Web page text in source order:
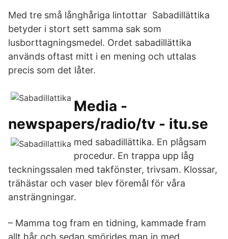
Med tre små långhåriga lintottar Sabadillättika
betyder i stort sett samma sak som
lusborttagningsmedel. Ordet sabadillättika
används oftast mitt i en mening och uttalas
precis som det låter.
Media -
newspapers/radio/tv - itu.se
med sabadillättika. En plågsam
procedur. En trappa upp låg
teckningssalen med takfönster, trivsam. Klossar,
trähästar och vaser blev föremål för våra
ansträngningar.
– Mamma tog fram en tidning, kammade fram
allt hår och sedan smörjdes man in med